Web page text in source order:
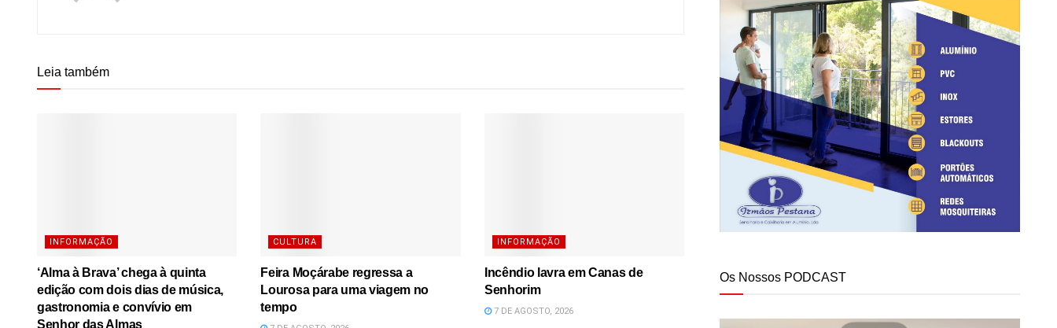
Leia também
INFORMAÇÃO
‘Alma à Brava’ chega à quinta
edição com dois dias de música,
gastronomia e convívio em
Senhor das Almas
CULTURA
Feira Moçárabe regressa a
Lourosa para uma viagem no
tempo
INFORMAÇÃO
Incêndio lavra em Canas de
Senhorim
7 DE AGOSTO, 2026
Os Nossos PODCAST